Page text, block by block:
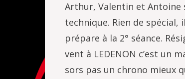
Arthur, Valentin et Antoine
technique. Rien de spécial,
prépare à la 2° séance.
vent à LEDENON c’est un
sors pas un chrono mieux